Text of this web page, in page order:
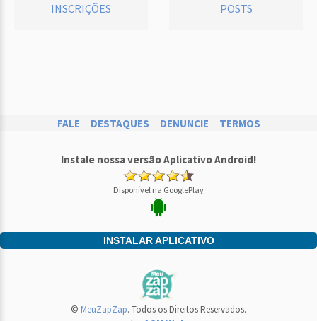
INSCRIÇÕES POSTS
FALE DESTAQUES DENUNCIE TERMOS
Instale nossa versão Aplicativo Android!
Disponível na GooglePlay
INSTALAR APLICATIVO
© MeuZapZap. Todos os Direitos Reservados.